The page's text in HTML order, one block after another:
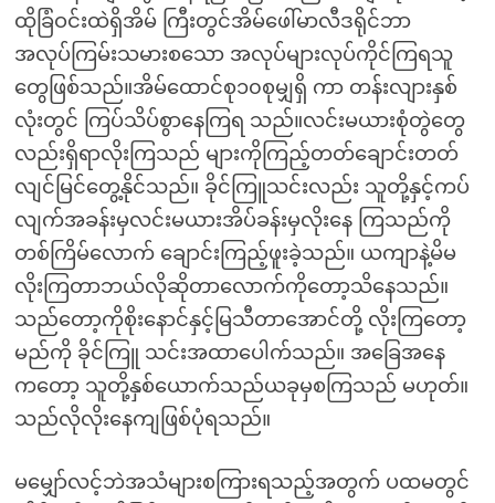
ထိုခြံဝင်းထဲရှိအိမ် ကြီးတွင်အိမ်ဖေါ်မာလီဒရိုင်ဘာ
အလုပ်ကြမ်းသမားစသော အလုပ်များလုပ်ကိုင်ကြရသူ
တွေဖြစ်သည်။အိမ်ထောင်စု၁၀စုမျှရှိ ကာ တန်းလျားနှစ်
လုံးတွင် ကြပ်သိပ်စွာနေကြရ သည်။လင်းမယားစုံတွဲတွေ
လည်းရှိရာလိုးကြသည် များကိုကြည့်တတ်ချောင်းတတ်
လျင်မြင်တွေ့နိုင်သည်။ ခိုင်ကြူသင်းလည်း သူတို့နှင့်ကပ်
လျက်အခန်းမှလင်းမယားအိပ်ခန်းမှလိုးနေ ကြသည်ကို
တစ်ကြိမ်လောက် ချောင်းကြည့်ဖူးခဲ့သည်။ ယကျာနဲ့မိမ
လိုးကြတာဘယ်လိုဆိုတာလောက်ကိုတော့သိနေသည်။
သည်တော့ကိုစိုးနောင်နှင့်မြသီတာအောင်တို့ လိုးကြတော့
မည်ကို ခိုင်ကြူ သင်းအထာပေါက်သည်။ အခြေအနေ
ကတော့ သူတို့နှစ်ယောက်သည်ယခုမှစကြသည် မဟုတ်။
သည်လိုလိုးနေကျဖြစ်ပုံရသည်။
မမျှော်လင့်ဘဲအသံများစကြားရသည့်အတွက် ပထမတွင်